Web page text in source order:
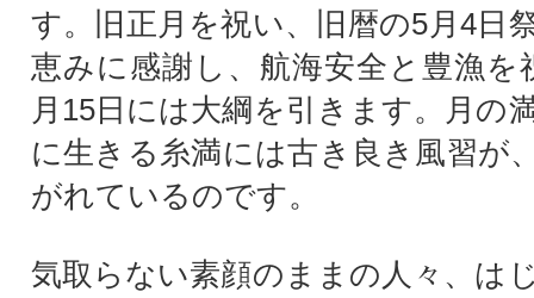
す。旧正月を祝い、旧暦の5月4日
恵みに感謝し、航海安全と豊漁を
月15日には大綱を引きます。月の
に生きる糸満には古き良き風習が
がれているのです。
気取らない素顔のままの人々、は